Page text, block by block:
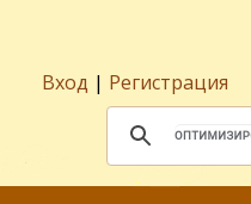
Вход | Регистрация